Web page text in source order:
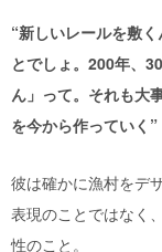
“新しいレールを敷
とでしょ。200年、
ん」って。それも大
を今から作っていく”
彼は確かに漁村をデ
表現のことではなく
性のこと。